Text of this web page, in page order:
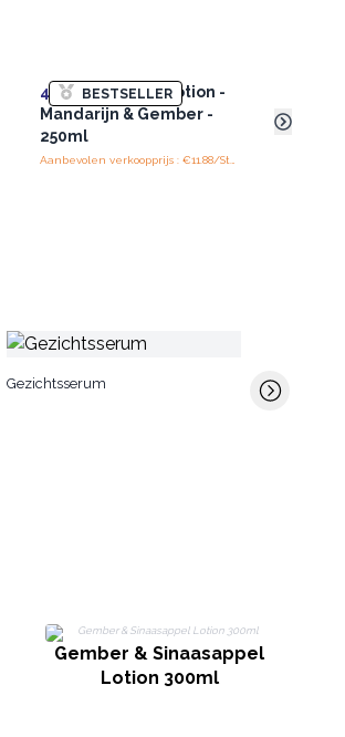
BESTSELLER
4x
Hand & Body Lotion -
Mandarijn & Gember -
250ml
Gezichtsserum
Gember & Sinaasappel
Lotion 300ml